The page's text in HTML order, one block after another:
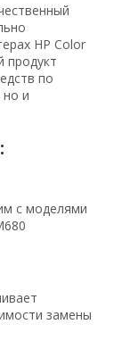
HP Color
продукт
по
и
с моделями
замены